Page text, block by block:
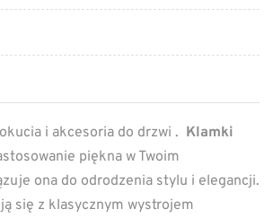
i akcesoria do drzwi . Klamki
piękna w Twoim
ona do odrodzenia stylu i elegancji.
się z klasycznym wystrojem